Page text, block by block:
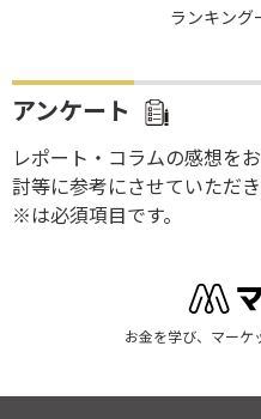
ランキング
アンケート
レポート・コラムの感想を
討等に参考にさせていただき
※は必須項目です。
お金を学び、マーケ